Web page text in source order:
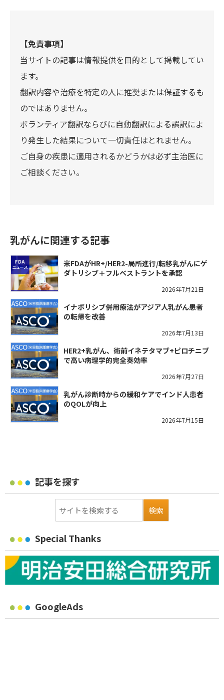
【免責事項】
当サイトの記事は情報提供を目的として掲載してい
ます。
翻訳内容や治療を特定の人に推奨または保証するも
のではありません。
ボランティア翻訳ならびに自動翻訳による誤訳によ
り発生した結果について一切責任はとれません。
ご自身の疾患に適用されるかどうかは必ず主治医に
ご相談ください。
乳がんに関連する記事
米FDAがHR+/HER2-局所進行/転移乳がんにゲ
ダトリシブ＋フルベストラントを承認
2026年7月21日
イナボリシブ併用療法がアジア人乳がん患者
の転帰を改善
2026年7月13日
HER2+乳がん、術前イネテタマブ+ピロチニブ
で高い病理学的完全奏効率
2026年7月27日
乳がん診断時からの緩和ケアでインド人患者
のQOLが向上
2026年7月15日
記事を探す
Special Thanks
GoogleAds